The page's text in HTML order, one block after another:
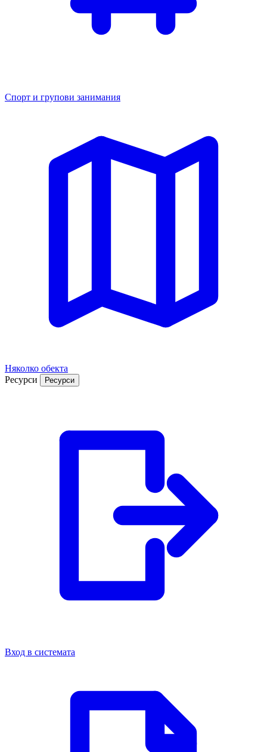
Спорт и групови занимания
Няколко обекта
Ресурси
Ресурси
Вход в системата